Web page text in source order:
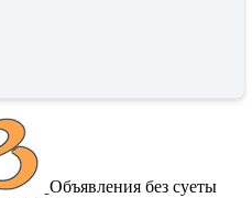
Объявления без суеты